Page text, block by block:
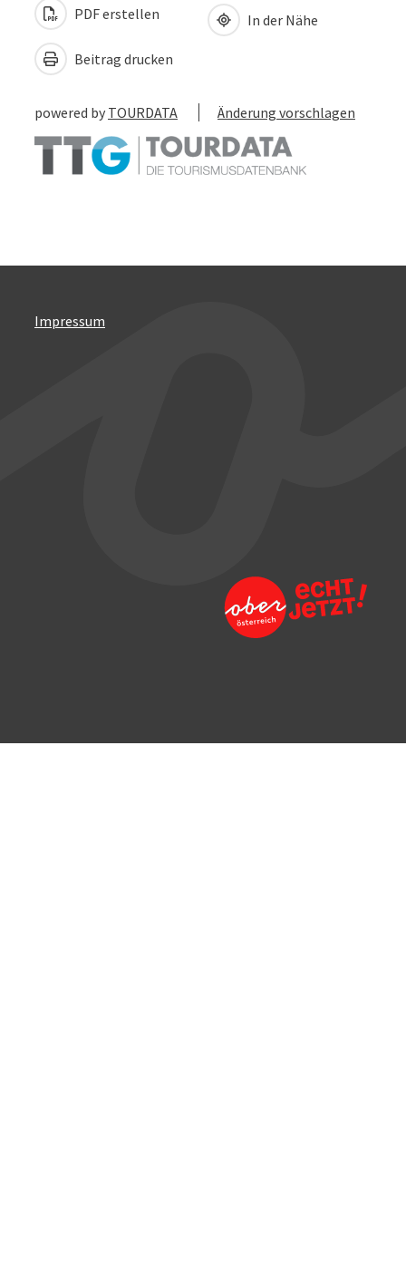
PDF erstellen
Beitrag drucken
In der Nähe
powered by TOURDATA Änderung vorschlagen
Impressum